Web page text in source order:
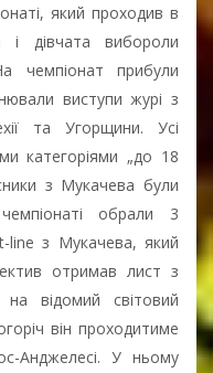
який проходив в
і дівчата вибороли
чемпіонат прибули
виступи журі з
та Угорщини. Усі
категоріями „до 18
з Мукачева були
обрали 3
line з Мукачева, який
отримав лист з
на відомий світовий
він проходитиме
Анджелесі. У ньому